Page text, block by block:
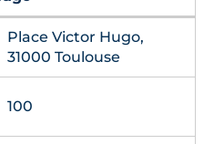
Place Victor Hugo,
31000 Toulouse
100